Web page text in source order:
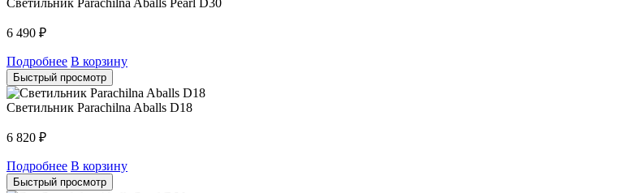
6 490 ₽
Подробнее В корзину
Быстрый просмотр
Светильник Parachilna Aballs D18
6 820 ₽
Подробнее В корзину
Быстрый просмотр